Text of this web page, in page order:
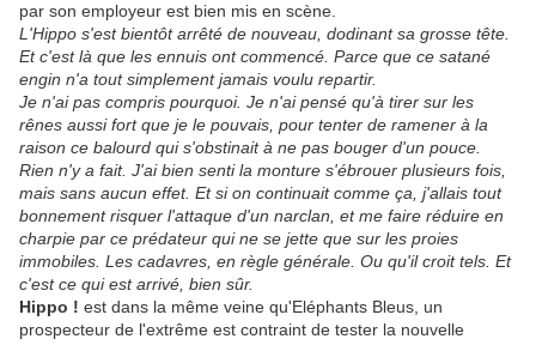
par son employeur est bien mis en scène.
L'Hippo s'est bientôt arrêté de nouveau, dodinant sa grosse tête.
Et c'est là que les ennuis ont commencé. Parce que ce satané
engin n'a tout simplement jamais voulu repartir.
Je n'ai pas compris pourquoi. Je n'ai pensé qu'à tirer sur les
rênes aussi fort que je le pouvais, pour tenter de ramener à la
raison ce balourd qui s'obstinait à ne pas bouger d'un pouce.
Rien n'y a fait. J'ai bien senti la monture s'ébrouer plusieurs fois,
mais sans aucun effet. Et si on continuait comme ça, j'allais tout
bonnement risquer l'attaque d'un narclan, et me faire réduire en
charpie par ce prédateur qui ne se jette que sur les proies
immobiles. Les cadavres, en règle générale. Ou qu'il croit tels. Et
c'est ce qui est arrivé, bien sûr.
Hippo ! est dans la même veine qu'Eléphants Bleus, un
prospecteur de l'extrême est contraint de tester la nouvelle